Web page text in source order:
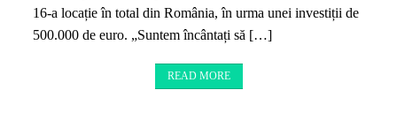
16-a locație în total din România, în urma unei investiții de
500.000 de euro. „Suntem încântați să […]
READ MORE